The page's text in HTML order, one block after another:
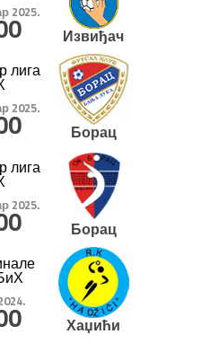
2025.
Извиђач
лига
2025.
Борац
лига
2025.
Борац
Хаџићи